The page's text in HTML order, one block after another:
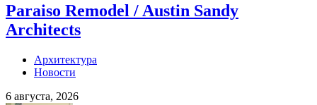
Paraiso Remodel / Austin Sandy
Architects
Архитектура
Новости
6 августа, 2026